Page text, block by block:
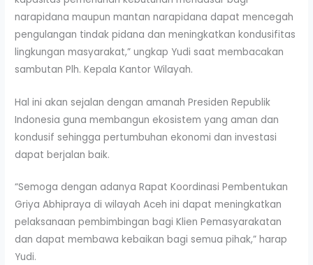
narapidana maupun mantan narapidana dapat mencegah
pengulangan tindak pidana dan meningkatkan kondusifitas
lingkungan masyarakat,” ungkap Yudi saat membacakan
sambutan Plh. Kepala Kantor Wilayah.
Hal ini akan sejalan dengan amanah Presiden Republik
Indonesia guna membangun ekosistem yang aman dan
kondusif sehingga pertumbuhan ekonomi dan investasi
dapat berjalan baik.
“Semoga dengan adanya Rapat Koordinasi Pembentukan
Griya Abhipraya di wilayah Aceh ini dapat meningkatkan
pelaksanaan pembimbingan bagi Klien Pemasyarakatan
dan dapat membawa kebaikan bagi semua pihak,” harap
Yudi.